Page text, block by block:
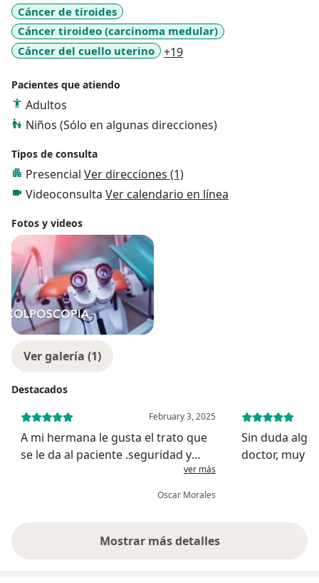
Cáncer de tiroides
Cáncer tiroideo (carcinoma medular)
Cáncer del cuello uterino
+19a11y_sr_more_diseases
Pacientes que atiendo
Adultos
Niños (Sólo en algunas direcciones)
Tipos de consulta
Presencial Ver direcciones (1)
Videoconsulta Ver calendario en línea
Fotos y videos
Ver galería (1)
Destacados
February 3, 2025
A mi hermana le gusta el trato que
se le da al paciente .seguridad y
presenta alguna complicación con
ver más
Oscar Morales
Sin duda
doctor, muy
Mostrar más detalles
sobre la experiencia